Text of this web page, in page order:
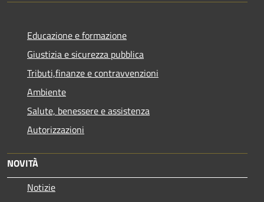
Educazione e formazione
Giustizia e sicurezza pubblica
Tributi,finanze e contravvenzioni
Ambiente
Salute, benessere e assistenza
Autorizzazioni
NOVITÀ
Notizie